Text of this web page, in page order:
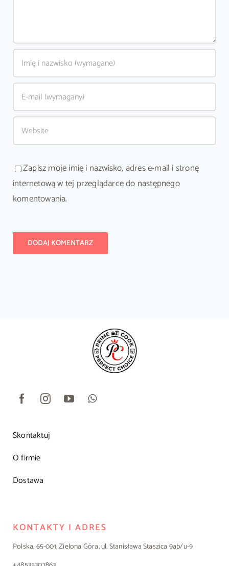
Zapisz moje imię i nazwisko, adres e-mail i stronę
internetową w tej przeglądarce do następnego
komentowania.
Skontaktuj
O firmie
Dostawa
KONTAKTY I ADRES
Polska, 65-001, Zielona Góra, ul. Stanisława Staszica 9ab/u-9